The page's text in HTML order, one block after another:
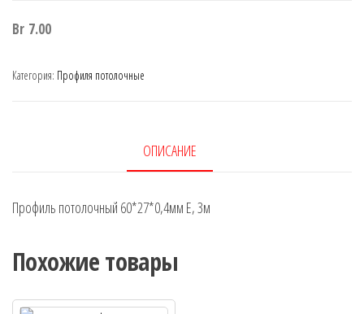
Br 7.00
Категория: Профиля потолочные
ОПИСАНИЕ
Профиль потолочный 60*27*0,4мм Е, 3м
Похожие товары